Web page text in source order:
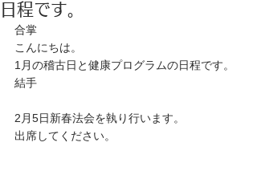
日程です。
合掌
こんにちは。
1月の稽古日と健康プログラムの日程です。
結手
2月5日新春法会を執り行います。
出席してください。